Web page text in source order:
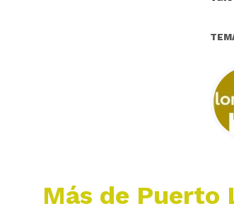
Más de Puerto